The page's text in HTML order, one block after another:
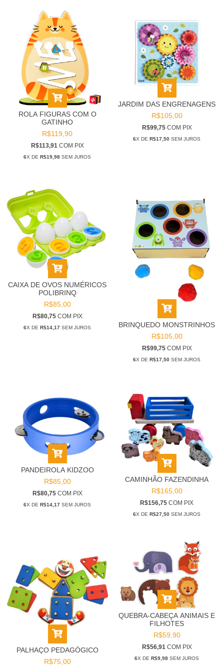
ROLA FIGURAS COM O
GATINHO
R$119,90
R$113,91 COM PIX
6X DE R$19,98 SEM JUROS
JARDIM DAS ENGRENAGENS
R$105,00
R$99,75 COM PIX
6X DE R$17,50 SEM JUROS
CAIXA DE OVOS NUMÉRICOS
POLIBRINQ
R$85,00
R$80,75 COM PIX
6X DE R$14,17 SEM JUROS
BRINQUEDO MONSTRINHOS
R$105,00
R$99,75 COM PIX
6X DE R$17,50 SEM JUROS
PANDEIROLA KIDZOO
R$85,00
R$80,75 COM PIX
6X DE R$14,17 SEM JUROS
CAMINHÃO FAZENDINHA
R$165,00
R$156,75 COM PIX
6X DE R$27,50 SEM JUROS
PALHAÇO PEDAGÓGICO
R$75,00
QUEBRA-CABEÇA ANIMAIS E
FILHOTES
R$59,90
R$56,91 COM PIX
6X DE R$9,98 SEM JUROS